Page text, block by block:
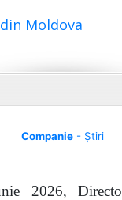
Moldova
Companie- Știri
2026,